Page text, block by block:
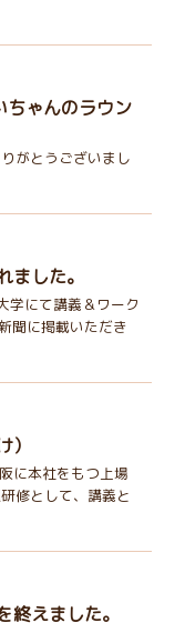
ちゃんのラウン
がとうございまし
ました。
にて講義＆ワーク
聞に掲載いただき
）
に本社をもつ上場
修として、講義と
終えました。